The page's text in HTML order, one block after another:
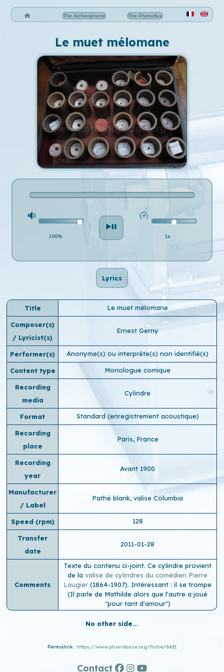
The Archeophone The Phonoflux
Le muet mélomane
100% 1x
Lyrics
Title Le muet mélomane
Composer(s)
/ Lyricist(s)
Ernest Gerny
Performer(s) Anonyme(s) ou interprète(s) non identifié(s)
Content type Monologue comique
Recording
media
Cylindre
Format Standard (enregistrement acoustique)
Recording
place
Paris, France
Recording
year
Avant 1900
Manufacturer
/ Label
Pathé blank, valise Columbia
Speed ​​(rpm) 128
Transfer
date
2011-01-28
Comments
Texte du contenu ci-joint. Ce cylindre provient
de lavalise de cylindres du comédien Pierre
Laugier (1864-1907). Intéressant : il se trompe
(Il parle de Mathilde alors que l'autre a joué
"pour tant d'amour")
No other side...
Permalink : https://www.phonobase.org/fiche/6631
Contact